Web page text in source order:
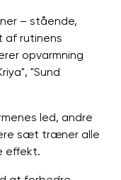
– stående,
af rutinens
opvarmning
"Sund
led, andre
sæt træner alle
effekt.